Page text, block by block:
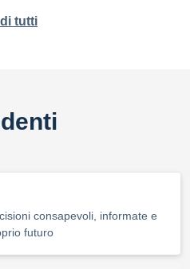
tutti
consapevoli, informate e
futuro